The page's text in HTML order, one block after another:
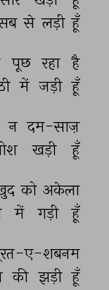
से लड़ी हूँ
पूछ रहा है
में जड़ी हूँ
न दम-साज़
खड़ी हूँ
को अकेला
में गड़ी हूँ
ए-शबनम
की झड़ी हूँ